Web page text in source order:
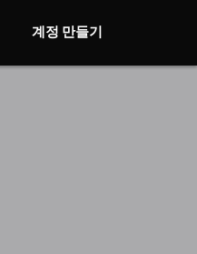
계정 만들기